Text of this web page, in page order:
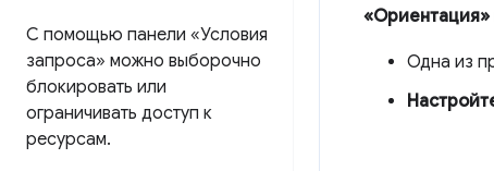
С помощью панели «Условия
запроса» можно выборочно
блокировать или
ограничивать доступ к
ресурсам.
«Ориентация»
Одна из